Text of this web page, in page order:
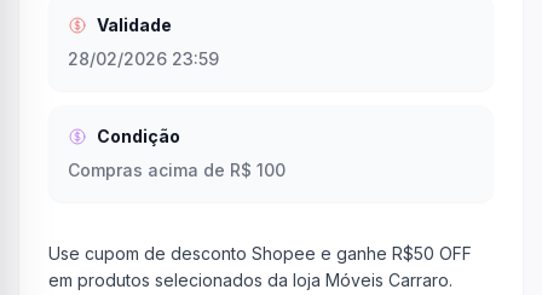
Validade
28/02/2026 23:59
Condição
Compras acima de R$ 100
Use cupom de desconto Shopee e ganhe R$50 OFF
em produtos selecionados da loja Móveis Carraro.